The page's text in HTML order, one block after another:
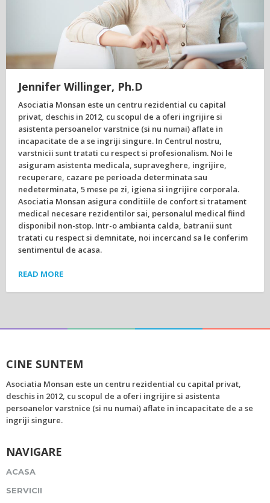
Jennifer Willinger, Ph.D
Asociatia Monsan este un centru rezidential cu capital
privat, deschis in 2012, cu scopul de a oferi ingrijire si
asistenta persoanelor varstnice (si nu numai) aflate in
incapacitate de a se ingriji singure. In Centrul nostru,
varstnicii sunt tratati cu respect si profesionalism. Noi le
asiguram asistenta medicala, supraveghere, ingrijire,
recuperare, cazare pe perioada determinata sau
nedeterminata, 5 mese pe zi, igiena si ingrijire corporala.
Asociatia Monsan asigura conditiile de confort si tratament
medical necesare rezidentilor sai, personalul medical fiind
disponibil non-stop. Intr-o ambianta calda, batranii sunt
tratati cu respect si demnitate, noi incercand sa le conferim
sentimentul de acasa.
READ MORE
CINE SUNTEM
Asociatia Monsan este un centru rezidential cu capital privat,
deschis in 2012, cu scopul de a oferi ingrijire si asistenta
persoanelor varstnice (si nu numai) aflate in incapacitate de a se
ingriji singure.
NAVIGARE
ACASA
SERVICII